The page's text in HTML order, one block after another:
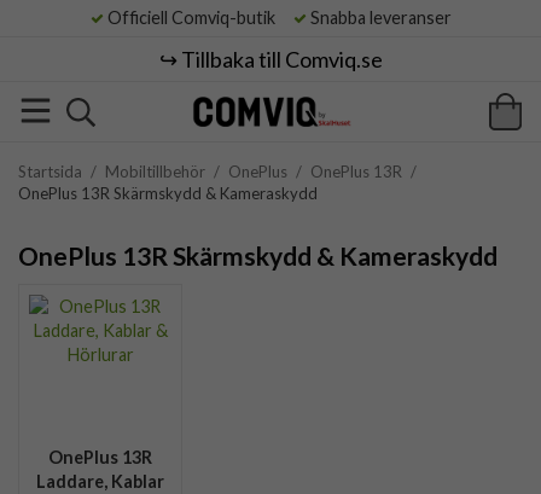
Officiell Comviq-butik Snabba leveranser
↪️ Tillbaka till Comviq.se
Startsida / Mobiltillbehör / OnePlus / OnePlus 13R /
OnePlus 13R Skärmskydd & Kameraskydd
OnePlus 13R Skärmskydd & Kameraskydd
OnePlus 13R
Laddare, Kablar